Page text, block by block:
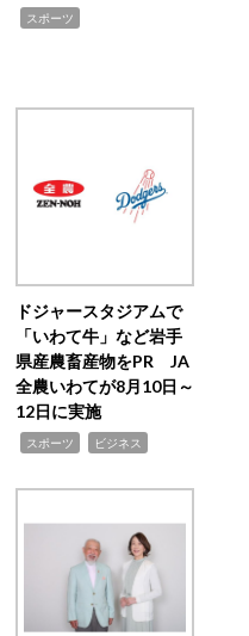
スポーツ
ドジャースタジアムで
「いわて牛」など岩手
県産農畜産物をPR JA
全農いわてが8月10日～
12日に実施
スポーツ ビジネス